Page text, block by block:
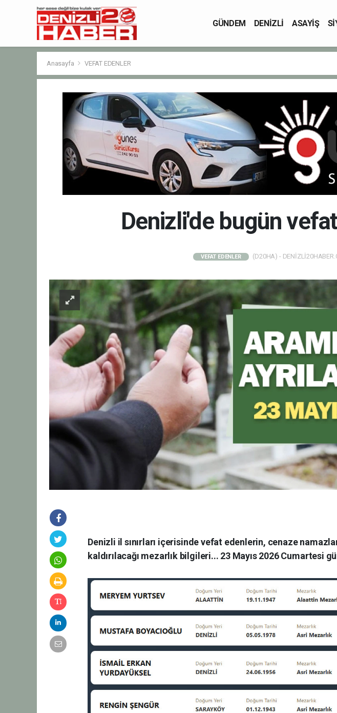
GÜNDEM DENİZLİ ASAYİŞ
Anasayfa VEFAT EDENLER
Denizli'de bugün
VEFAT EDENLER (D20HA) -
Denizli il sınırları içerisinde vefat edenlerin, cenaze
kaldırılacağı mezarlık bilgileri... 23 Mayıs 2026 Cumartesi